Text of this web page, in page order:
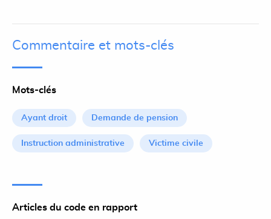
Commentaire et mots-clés
Mots-clés
Ayant droit Demande de pension
Instruction administrative Victime civile
Articles du code en rapport